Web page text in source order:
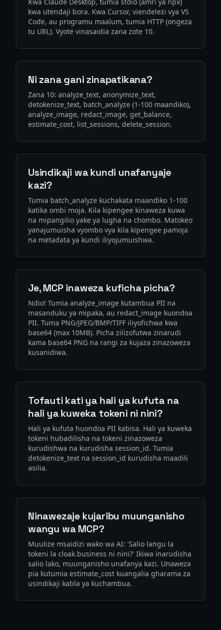
kwa utendaji bora. Kwa Cursor, viendelezi vya VS
Code, au programu maalum, tumia HTTP (ongeza
tu URL). Vyote vinasaidia zana zote 10.
Ni zana gani zinapatikana?
Zana 10: analyze_text, anonymize_text,
detokenize_text, batch_analyze (1-100 maandiko),
analyze_image, redact_image, get_balance,
estimate_cost, list_sessions, delete_session.
Usindikaji wa kundi unafanyaje
kazi?
Tumia batch_analyze kuchakata maandiko 1-100
katika ombi moja. Kila kipengee kinaweza kuwa
na mipangilio yake ya lugha na chombo. Matokeo
yanajumuisha vyombo vya kila kipengee pamoja
na metadata ya kundi iliyojumuishwa.
Je, MCP inaweza kuficha picha?
Ndio! Tumia analyze_image kutambua PII na
masanduku ya mipaka, au redact_image kuondoa
PII. Tuma PNG/JPEG/BMP/TIFF iliyofichwa kwa
base64 (max 10MB). Picha zilizofutwa zinarudi
kama base64 PNG na rangi za kujaza zinazoweza
kusanidiwa.
Tofauti kati ya hali ya kufuta na
hali ya kuweka tokeni ni nini?
Hali ya kufuta huondoa PII kabisa. Hali ya kuweka
tokeni hubadilisha na tokeni zinazoweza
kurudishwa na kurudisha session_id. Tumia
detokenize_text na session_id kurudisha maadili
asilia.
Ninawezaje kujaribu muunganisho
wangu wa MCP?
Muulize msaidizi wako wa AI: 'Salio langu la
tokeni la cloak.business ni nini?' Ikiwa inarudisha
salio lako, muunganisho unafanya kazi. Unaweza
pia kutumia estimate_cost kuangalia gharama za
usindikaji kabla ya kuchambua.